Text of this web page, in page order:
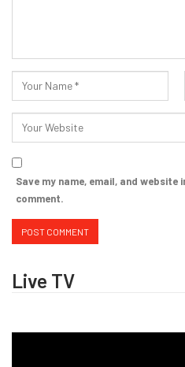
Save my name, email, and
comment.
Live TV